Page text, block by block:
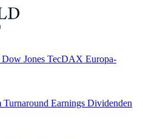
Dow Jones TecDAX Europa-
Turnaround Earnings Dividenden